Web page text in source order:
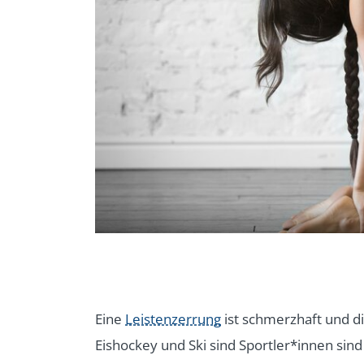
Eine Leistenzerrung ist schmerzhaft und
Eishockey und Ski sind Sportler*innen